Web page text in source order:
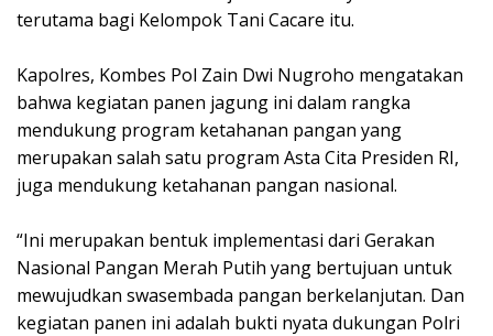
terutama bagi Kelompok Tani Cacare itu.
Kapolres, Kombes Pol Zain Dwi Nugroho mengatakan
bahwa kegiatan panen jagung ini dalam rangka
mendukung program ketahanan pangan yang
merupakan salah satu program Asta Cita Presiden RI,
juga mendukung ketahanan pangan nasional.
“Ini merupakan bentuk implementasi dari Gerakan
Nasional Pangan Merah Putih yang bertujuan untuk
mewujudkan swasembada pangan berkelanjutan. Dan
kegiatan panen ini adalah bukti nyata dukungan Polri